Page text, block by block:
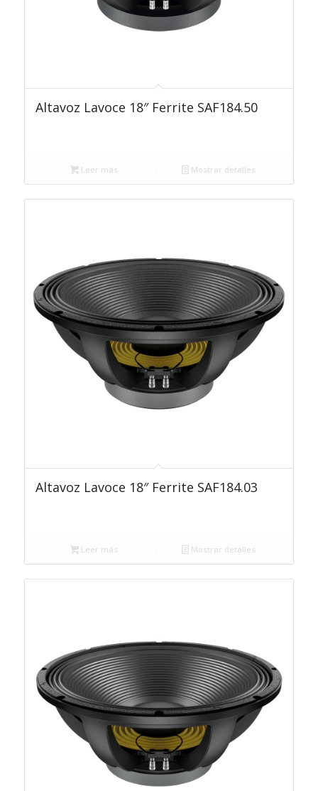
Altavoz Lavoce 18″ Ferrite SAF184.50
Leer más Mostrar detalles
Altavoz Lavoce 18″ Ferrite SAF184.03
Leer más Mostrar detalles